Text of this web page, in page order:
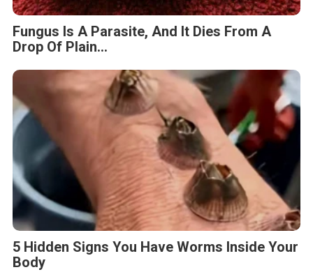
Fungus Is A Parasite, And It Dies From A
Drop Of Plain...
5 Hidden Signs You Have Worms Inside Your
Body